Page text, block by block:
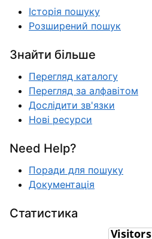
Історія пошуку
Розширений пошук
Знайти більше
Перегляд каталогу
Перегляд за алфавітом
Дослідити зв'язки
Нові ресурси
Need Help?
Поради для пошуку
Документація
Статистика